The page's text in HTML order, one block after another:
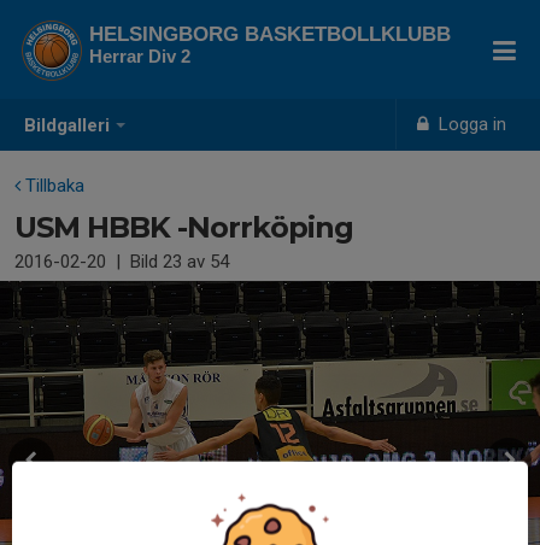
Bildgalleri Logga in
HELSINGBORG BASKETBOLLKLUBB
Herrar Div 2
Tillbaka
USM HBBK -Norrköping
2016-02-20 | Bild 23 av 54